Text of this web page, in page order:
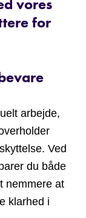
vores
for
arbejde,
Ved
du både
nemmere at
klarhed i